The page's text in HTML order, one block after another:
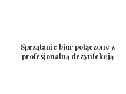
Sprzątanie biur połączone z
profesjonalną dezynfekcją